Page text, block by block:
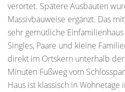
verortet. Spätere Ausbauten
Massivbauweise ergänzt. Das
sehr gemütliche
Singles, Paare und kleine
direkt im Ortskern unterhalb
Minuten Fußweg vom
Haus ist klassisch in